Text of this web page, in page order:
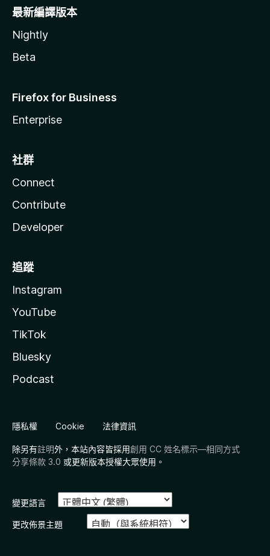
最新編譯版本
Nightly
Beta
Firefox for Business
Enterprise
社群
Connect
Contribute
Developer
追蹤
Instagram
YouTube
TikTok
Bluesky
Podcast
隱私權 Cookie 法律資訊
除另有註明外，本站內容皆採用創用 CC 姓名標示—相同方式
分享條款 3.0 或更新版本授權大眾使用。
變更語言
更改佈景主題